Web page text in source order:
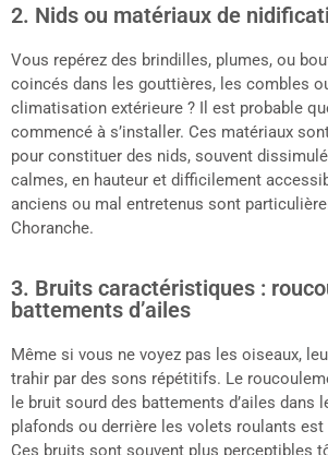
2. Nids ou matériaux de
Vous repérez des brindilles, plumes, ou
coincés dans les gouttières, les combles
climatisation extérieure ? Il est probable
commencé à s’installer. Ces matériaux
pour constituer des nids, souvent
calmes, en hauteur et difficilement
anciens ou mal entretenus sont
Choranche.
3. Bruits caractéristiques :
battements d’ailes
Même si vous ne voyez pas les oiseaux,
trahir par des sons répétitifs. Le
le bruit sourd des battements d’ailes dans
plafonds ou derrière les volets roulants est
Ces bruits sont souvent plus perceptibles